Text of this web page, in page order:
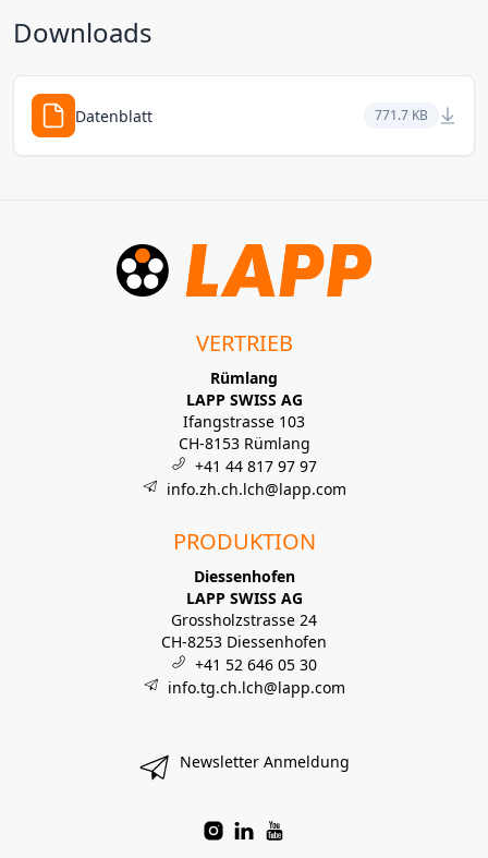
Downloads
Datenblatt 771.7 KB
VERTRIEB
Rümlang
LAPP SWISS AG
Ifangstrasse 103
CH-8153 Rümlang
+41 44 817 97 97
info.zh.ch.lch@lapp.com
PRODUKTION
Diessenhofen
LAPP SWISS AG
Grossholzstrasse 24
CH-8253 Diessenhofen
+41 52 646 05 30
info.tg.ch.lch@lapp.com
Newsletter Anmeldung